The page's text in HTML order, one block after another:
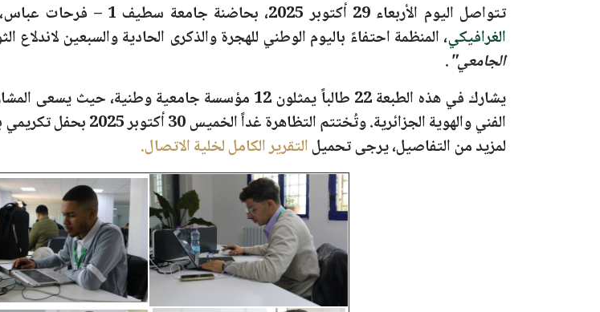
تتواصل اليوم الأربعاء 29 أكتوبر 2025 ، بحاضنة جامعة سطيف 1 – فرحات عباس
الغرافيكي، المنظمة احتفاءً باليوم الوطني للهجرة والذكرى الحادية والسبعين لاندلاع
الجامعي".
يشارك في هذه الطبعة22 طالباً
يمثلون 12 مؤسسة جامعية وطنية، حيث يسعى
الفني والهوية الجزائرية. وتُختتم التظاهرة غداًالخميس 30 أكتوبر 2025
بحفل تكريمي
لمزيد من التفاصيل، يرجى تحميلالتقرير الكامل لخلية الاتصال.